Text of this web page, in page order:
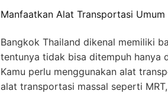
Manfaatkan Alat Transportasi Umum
Bangkok Thailand dikenal memiliki
tentunya tidak bisa ditempuh hanya
Kamu perlu menggunakan alat
alat transportasi massal seperti